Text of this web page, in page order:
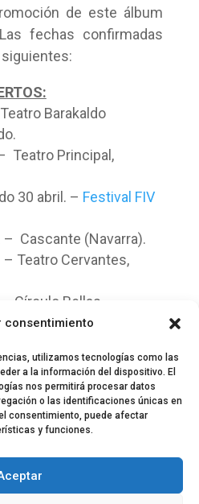
consentimiento
utilizamos tecnologías como las
a la información del dispositivo. El
nos permitirá procesar datos
o las identificaciones únicas en
consentimiento, puede afectar
y funciones.
de este álbum
fechas confirmadas
Barakaldo
Teatro Principal,
30 abril. – Festival FIV
– Cascante (Navarra).
Teatro Cervantes,
Círculo Bellas
Agotadas
Contacto